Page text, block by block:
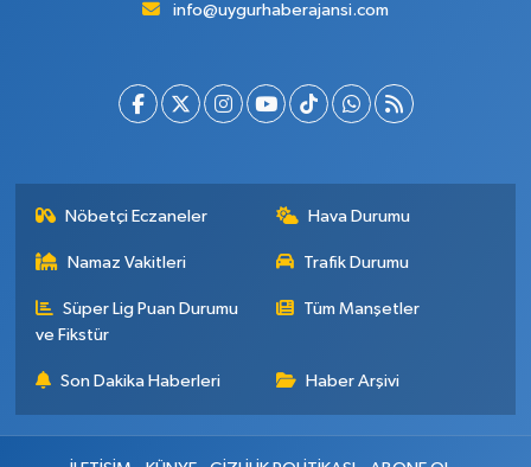
info@uygurhaberajansi.com
Nöbetçi Eczaneler Hava Durumu
Namaz Vakitleri Trafik Durumu
Süper Lig Puan Durumu
ve Fikstür
Tüm Manşetler
Son Dakika Haberleri Haber Arşivi